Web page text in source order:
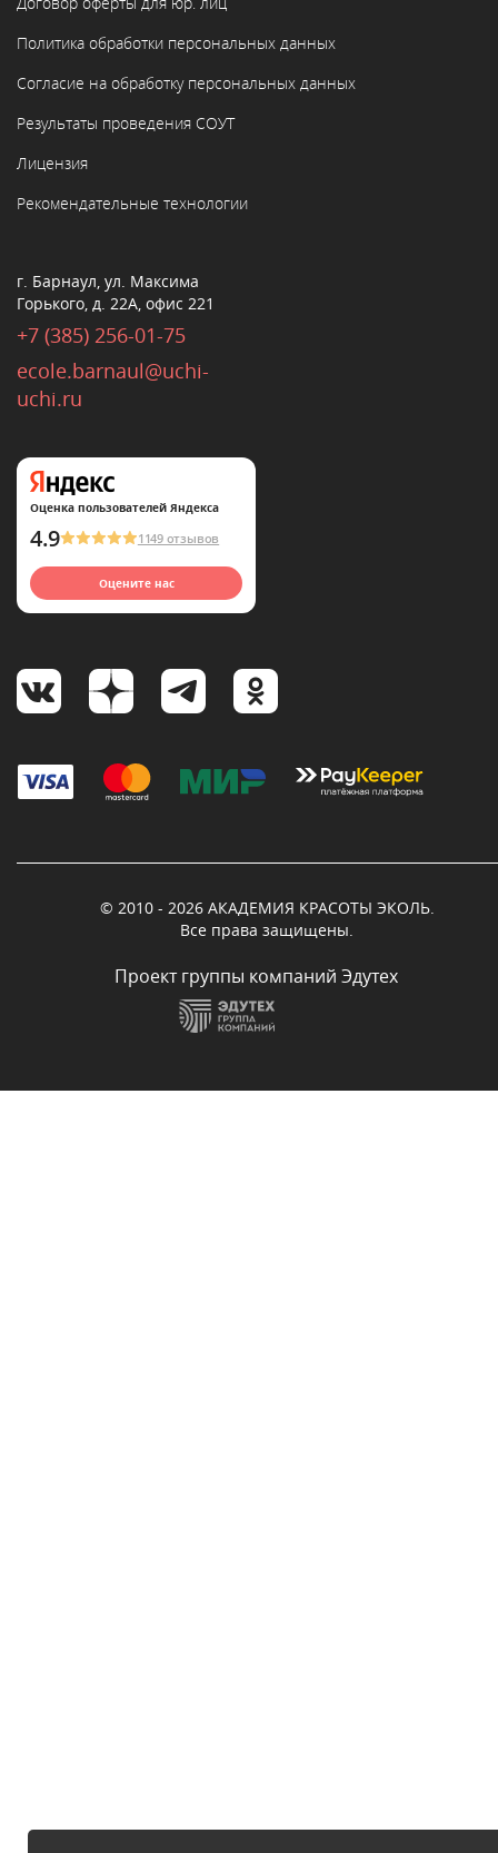
Политика обработки персональных данных
Согласие на обработку персональных данных
Результаты проведения СОУТ
Лицензия
Рекомендательные технологии
г. Барнаул, ул. Максима
Горького, д. 22А, офис 221
+7 (385) 256-01-75
ecole.barnaul@uchi-
uchi.ru
Оценка пользователей Яндекса
4.9 1149 отзывов
Оцените нас
© 2010 - 2026 АКАДЕМИЯ КРАСОТЫ ЭКОЛЬ.
Все права защищены.
Проект группы компаний Эдутех